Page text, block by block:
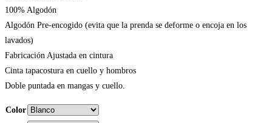
100% Algodón
Algodón Pre-encogido (evita que la prenda se deforme o encoja en los
lavados)
Fabricación Ajustada en cintura
Cinta tapacostura en cuello y hombros
Doble puntada en mangas y cuello.
Color